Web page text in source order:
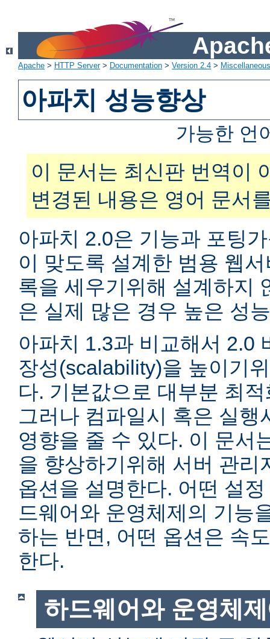
Apache > HTTP Server> Documentation > Version 2.4 >
아파치 성능향상
가능한 언
이 문서는 최신판 번역이
변경된 내용은 영어 문서
아파치 2.0은 기능과 포팅
이 맞도록 설계한 범용 웹
록을 세우기위해 설계하지
은 실제 많은 경우 높은 성
아파치 1.3과 비교해서 2.0
장성(scalability)을 높이기
다. 기본값으로 대부분 최
그러나 컴파일시 혹은 실행
영향을 줄 수 있다. 이 문서
을 향상하기위해 서버 관리
옵션을 설명한다. 어떤 설
드웨어와 운영체제의 기능
하는 반면, 어떤 옵션은 속
한다.
하드웨어와 운영체